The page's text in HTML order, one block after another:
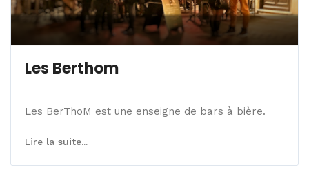
Les Berthom
Les BerThoM est une enseigne de bars à bière.
Lire la suite...